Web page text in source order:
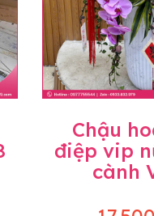
Chậu
điệp vip
cành